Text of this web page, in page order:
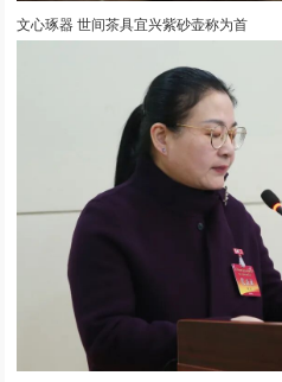
文心琢器 世间茶具宜兴紫砂壶称为首